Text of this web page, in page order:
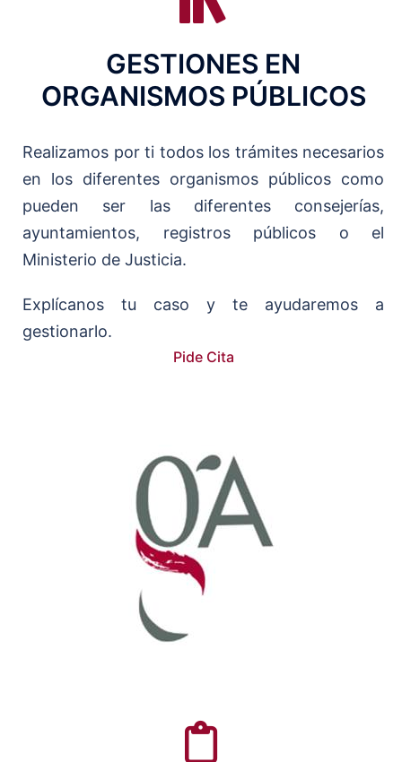
GESTIONES EN
ORGANISMOS PÚBLICOS
Realizamos por ti todos los trámites necesarios
en los diferentes organismos públicos como
pueden ser las diferentes consejerías,
ayuntamientos, registros públicos o el
Ministerio de Justicia.
Explícanos tu caso y te ayudaremos a
gestionarlo.
Pide Cita